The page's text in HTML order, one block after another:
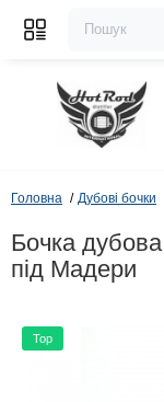
Головна Дубові бочки
Бочка
під Мадери
Top